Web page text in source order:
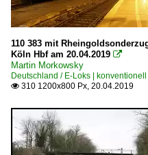
110 383 mit
Köln Hbf am 20.04.2019 
Martin Morkowsky
Deutschland / E-Loks |
 310 1200x800 Px, 20.04.2019